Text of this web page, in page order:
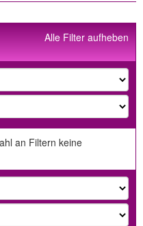
Alle Filter aufheben
an Filtern keine